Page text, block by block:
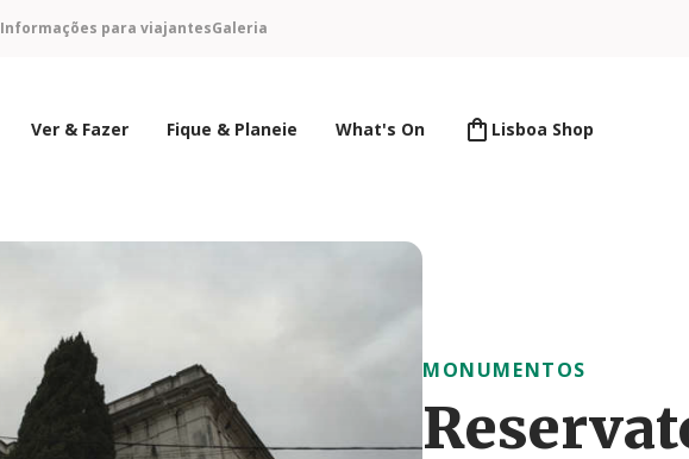
Informações para viajantesGaleria
Ver & Fazer Fique & Planeie What's On Lisboa Shop
MONUMENTOS